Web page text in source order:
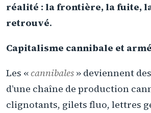
réalité : la frontière, la fuite,
retrouvé.
Capitalisme cannibale et
Les « cannibales » deviennent
d’une chaîne de production
clignotants, gilets fluo, lettres